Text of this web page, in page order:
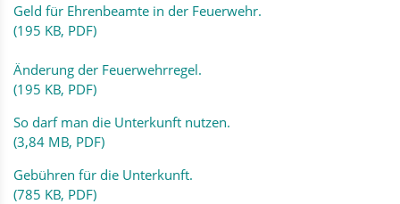
Geld für Ehrenbeamte in der Feuerwehr.
(195 KB, PDF)
Änderung der Feuerwehrregel.
(195 KB, PDF)
So darf man die Unterkunft nutzen.
(3,84 MB, PDF)
Gebühren für die Unterkunft.
(785 KB, PDF)